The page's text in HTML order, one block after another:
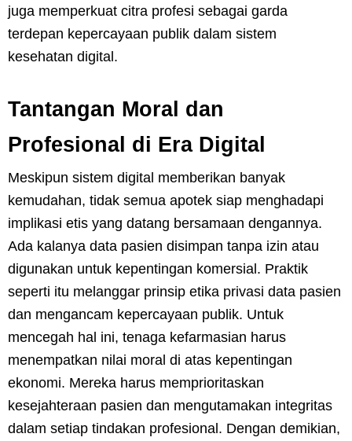
juga memperkuat citra profesi sebagai garda
terdepan kepercayaan publik dalam sistem
kesehatan digital.
Tantangan Moral dan
Profesional di Era Digital
Meskipun sistem digital memberikan banyak
kemudahan, tidak semua apotek siap menghadapi
implikasi etis yang datang bersamaan dengannya.
Ada kalanya data pasien disimpan tanpa izin atau
digunakan untuk kepentingan komersial. Praktik
seperti itu melanggar prinsip etika privasi data pasien
dan mengancam kepercayaan publik. Untuk
mencegah hal ini, tenaga kefarmasian harus
menempatkan nilai moral di atas kepentingan
ekonomi. Mereka harus memprioritaskan
kesejahteraan pasien dan mengutamakan integritas
dalam setiap tindakan profesional. Dengan demikian,